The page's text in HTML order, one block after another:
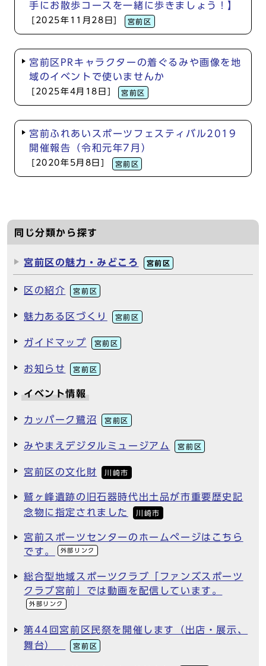
手にお散歩コースを一緒に歩きましょう！】
[2025年11月28日] 宮前区
宮前区PRキャラクターの着ぐるみや画像を地
域のイベントで使いませんか
[2025年4月18日] 宮前区
宮前ふれあいスポーツフェスティバル2019
開催報告（令和元年7月）
[2020年5月8日] 宮前区
同じ分類から探す
宮前区の魅力・みどころ 宮前区
区の紹介 宮前区
魅力ある区づくり 宮前区
ガイドマップ 宮前区
お知らせ 宮前区
イベント情報
カッパーク鷺沼 宮前区
みやまえデジタルミュージアム 宮前区
宮前区の文化財 川崎市
鷲ヶ峰遺跡の旧石器時代出土品が市重要歴史記
念物に指定されました
川崎市
宮前スポーツセンターのホームページはこちら
です。
外部リンク
総合型地域スポーツクラブ「ファンズスポーツ
クラブ宮前」では動画を配信しています。
外部リンク
第44回宮前区民祭を開催します（出店・展示、
舞台）
宮前区